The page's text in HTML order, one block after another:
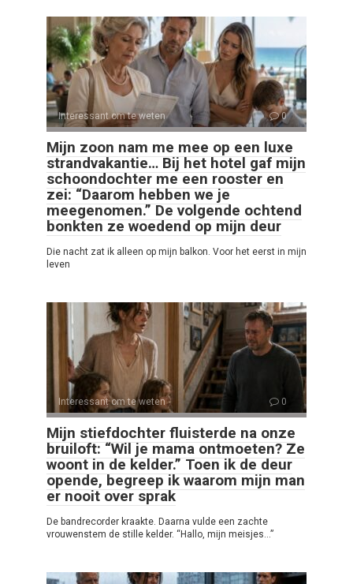
Interessant om te weten 0
Mijn zoon nam me mee op een luxe
strandvakantie… Bij het hotel gaf mijn
schoondochter me een rooster en
zei: “Daarom hebben we je
meegenomen.” De volgende ochtend
bonkten ze woedend op mijn deur
Die nacht zat ik alleen op mijn balkon. Voor het eerst in mijn
leven
Interessant om te weten 0
Mijn stiefdochter fluisterde na onze
bruiloft: “Wil je mama ontmoeten? Ze
woont in de kelder.” Toen ik de deur
opende, begreep ik waarom mijn man
er nooit over sprak
De bandrecorder kraakte. Daarna vulde een zachte
vrouwenstem de stille kelder. “Hallo, mijn meisjes…”